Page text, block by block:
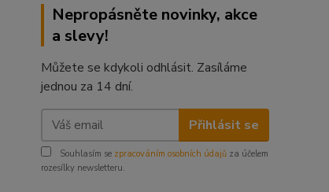
Nepropásněte novinky, akce
a slevy!
Můžete se kdykoli odhlásit. Zasíláme
jednou za 14 dní.
Přihlásit se
Souhlasím se zpracováním osobních údajů za účelem
rozesílky newsletteru.